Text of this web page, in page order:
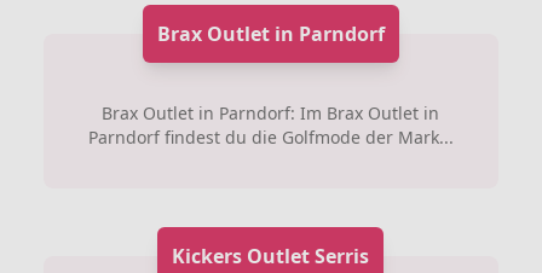
Brax Outlet in Parndorf
Brax Outlet in Parndorf: Im Brax Outlet in
Parndorf findest du die Golfmode der Mark...
Kickers Outlet Serris